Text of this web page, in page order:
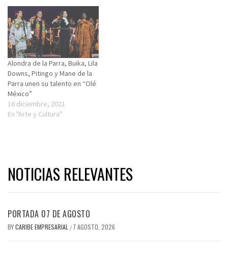
Alondra de la Parra, Buika, Lila
Downs, Pitingo y Mane de la
Parra unen su talento en “Olé
México”
16 diciembre, 2021
En "Arte y Cultura"
NOTICIAS RELEVANTES
PORTADA 07 DE AGOSTO
BYCARIBE EMPRESARIAL / 7 AGOSTO, 2026